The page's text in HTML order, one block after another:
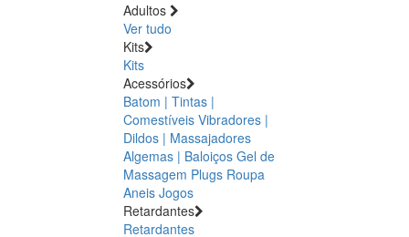
Adultos
Ver tudo
Kits
Kits
Acessórios
Batom | Tintas |
Comestíveis Vibradores |
Dildos | Massajadores
Algemas | Baloiços Gel de
Massagem Plugs Roupa
Aneis Jogos
Retardantes
Retardantes